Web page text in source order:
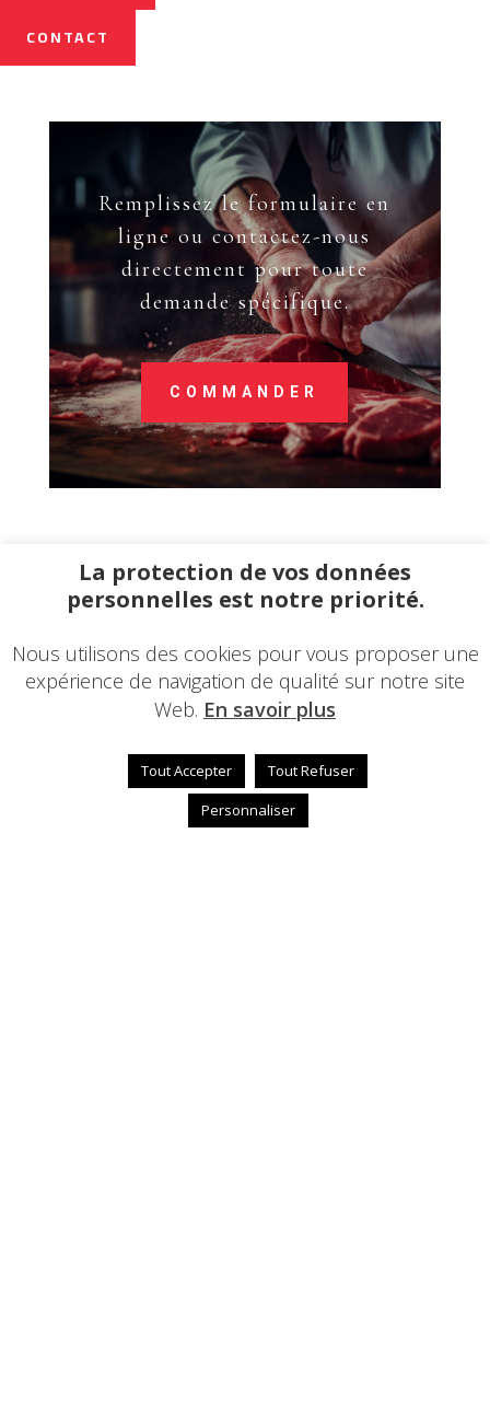
CONTACT
Remplissez le formulaire en
ligne ou contactez-nous
directement pour toute
demande spécifique.
COMMANDER
GALERIE PHOTOS
RECRUTEMENT
La protection de vos données
personnelles est notre priorité.
Nous utilisons des cookies pour vous proposer une
expérience de navigation de qualité sur notre site
Web. En savoir plus
Tout Accepter
Tout Refuser
Personnaliser